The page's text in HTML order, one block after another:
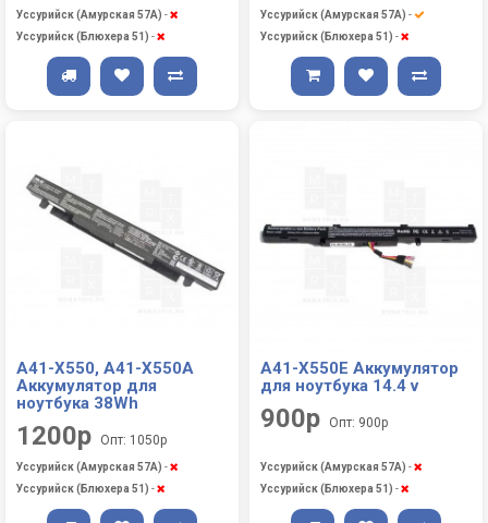
Уссурийск (Амурская 57А) -
Уссурийск (Блюхера 51) -
Уссурийск (Амурская 57А) -
Уссурийск (Блюхера 51) -
A41-X550, A41-X550A
Аккумулятор для
ноутбука 38Wh
1200р Опт: 1050р
Уссурийск (Амурская 57А) -
Уссурийск (Блюхера 51) -
A41-X550E Аккумулятор
для ноутбука 14.4 v
900р Опт: 900р
Уссурийск (Амурская 57А) -
Уссурийск (Блюхера 51) -